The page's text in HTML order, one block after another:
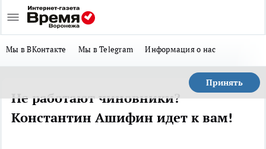
Мы в ВКонтакте Мы в Telegram Информация о нас
Принять
Не работают чиновники?
Константин Ашифин идет к вам!